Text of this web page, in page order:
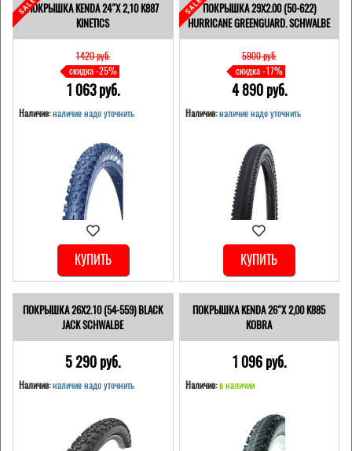
ПОКРЫШКА KENDA 24"Х 2,10 K887
KINETICS
1420 pуб.
скидка -25%
1 063 pуб.
Наличие:наличие надо уточнить
КУПИТЬ
ПОКРЫШКА 29X2.00 (50-622)
HURRICANE GREENGUARD. SCHWALBE
5900 pуб.
скидка -17%
4 890 pуб.
Наличие: наличие надо уточнить
КУПИТЬ
ПОКРЫШКА 26X2.10 (54-559) BLACK
JACK SCHWALBE
5 290 pуб.
Наличие:наличие надо уточнить
ПОКРЫШКА KENDA 26"Х 2,00 K885
KOBRA
1 096 pуб.
Наличие: в наличии